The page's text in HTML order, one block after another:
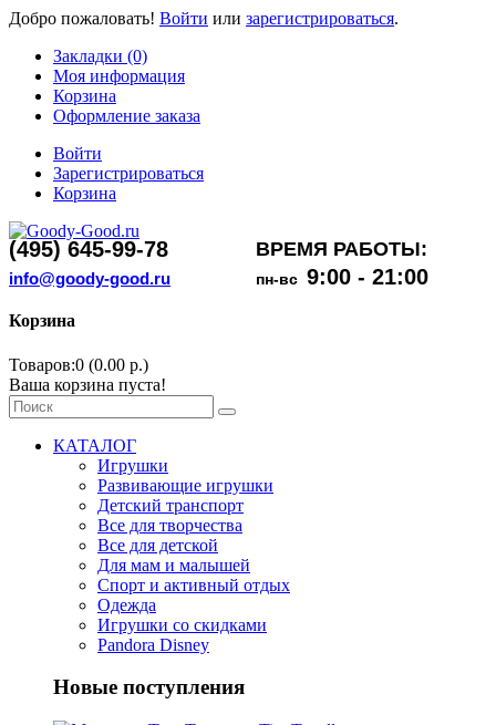
Добро пожаловать! Войти или зарегистрироваться.
Закладки (0)
Моя информация
Корзина
Оформление заказа
Войти
Зарегистрироваться
Корзина
(495) 645-99-78 ВРЕМЯ РАБОТЫ:
info@goody-good.ru пн-вс 9:00 - 21:00
Корзина
Товаров:0 (0.00 р.)
Ваша корзина пуста!
КАТАЛОГ
Игрушки
Развивающие игрушки
Детский транспорт
Все для творчества
Все для детской
Для мам и малышей
Спорт и активный отдых
Одежда
Игрушки со скидками
Pandora Disney
Новые поступления